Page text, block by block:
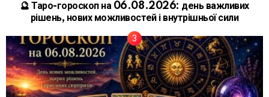
🔮 Таро-гороскоп на 06.08.2026: день важливих
рішень, нових можливостей і внутрішньої сили